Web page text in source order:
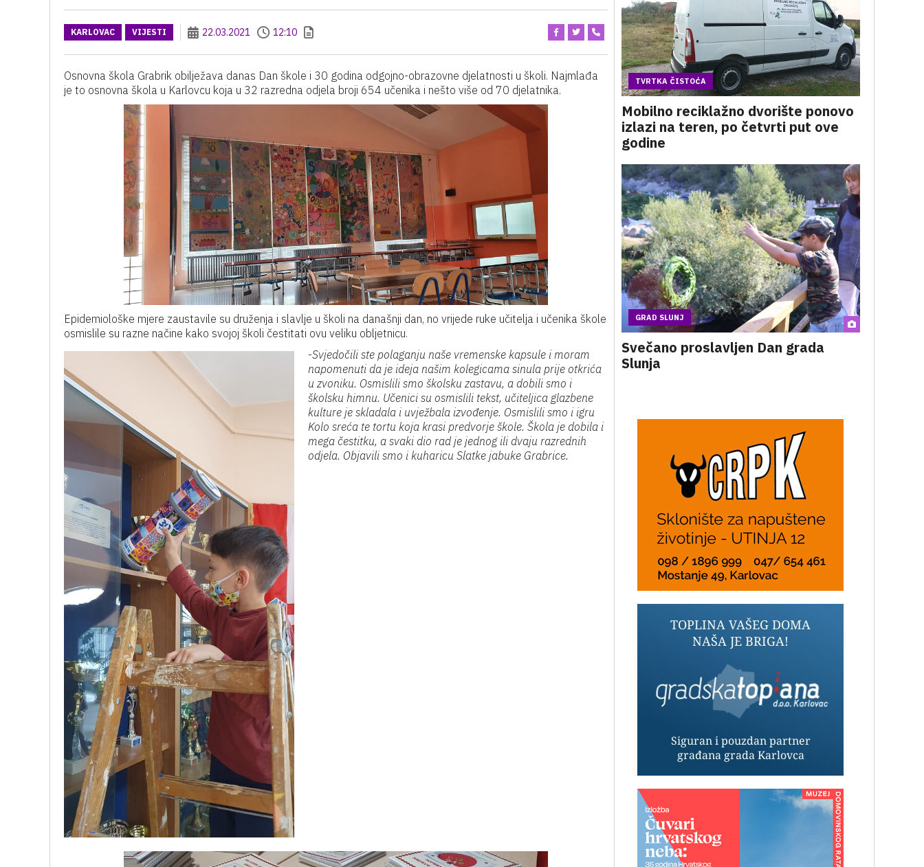
KARLOVAC VIJESTI 22.03.2021 12:10
Osnovna škola Grabrik obilježava danas Dan škole i 30 godina odgojno-obrazovne djelatnosti u školi. Najmlađa
je to osnovna škola u Karlovcu koja u 32 razredna odjela broji 654 učenika i nešto više od 70 djelatnika.
Epidemiološke mjere zaustavile su druženja i slavlje u školi na današnji dan, no vrijede ruke učitelja i učenika škole
osmislile su razne načine kako svojoj školi čestitati ovu veliku obljetnicu.
-Svjedočili ste polaganju naše vremenske kapsule i moram
napomenuti da je ideja našim kolegicama sinula prije otkrića
u zvoniku. Osmislili smo školsku zastavu, a dobili smo i
školsku himnu. Učenici su osmislili tekst, učiteljica glazbene
kulture je skladala i uvježbala izvođenje. Osmislili smo i igru
Kolo sreća te tortu koja krasi predvorje škole. Škola je dobila i
mega čestitku, a svaki dio rad je jednog ili dvaju razrednih
odjela. Objavili smo i kuharicu Slatke jabuke Grabrice.
TVRTKA ČISTOĆA
Mobilno reciklažno dvorište ponovo
izlazi na teren, po četvrti put ove
godine
GRAD SLUNJ
Svečano proslavljen Dan grada
Slunja